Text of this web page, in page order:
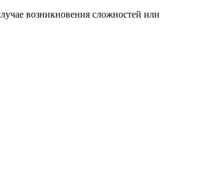
возникновения сложностей или